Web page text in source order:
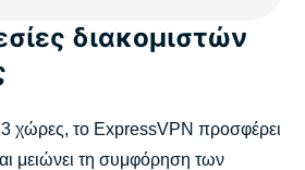
διακομιστών
χώρες, το ExpressVPN προσφέρει
μειώνει τη συμφόρηση των